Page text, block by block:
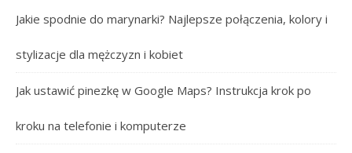
Jakie spodnie do marynarki? Najlepsze połączenia, kolory i
stylizacje dla mężczyzn i kobiet
Jak ustawić pinezkę w Google Maps? Instrukcja krok po
kroku na telefonie i komputerze